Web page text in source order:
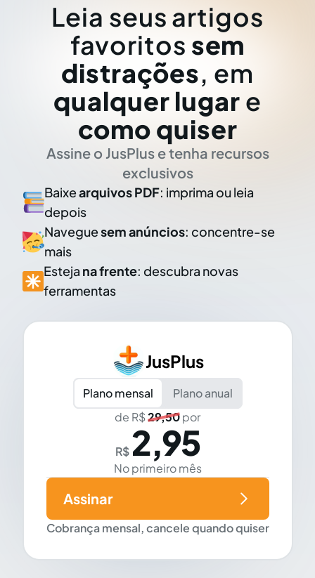
Leia seus artigos
favoritos sem
distrações, em
qualquer lugar e
como quiser
Assine o JusPlus e tenha recursos
exclusivos
Baixearquivos PDF: imprima ou leia
depois
Naveguesem anúncios: concentre-se
mais
Esteja na frente: descubra novas
ferramentas
JusPlus
Plano mensal
Plano anual
de R$29,50por
R$ 2,95
No primeiro mês
Cobrança mensal, cancele quando quiser
Assinar